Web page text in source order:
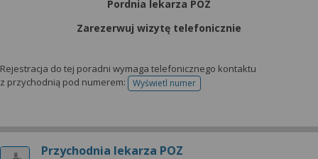
Pordnia lekarza POZ
Zarezerwuj wizytę telefonicznie
Rejestracja do tej poradni wymaga telefonicznego kontaktu
z przychodnią pod numerem:
Wyświetl numertelefonu do rejestracji
Przychodnia lekarza POZ